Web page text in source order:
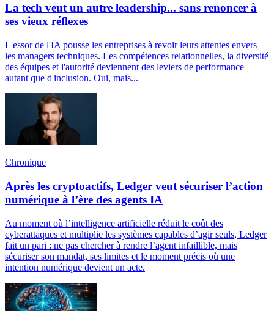
La tech veut un autre leadership... sans renoncer à
ses vieux réflexes
L'essor de l'IA pousse les entreprises à revoir leurs attentes envers
les managers techniques. Les compétences relationnelles, la diversité
des équipes et l'autorité deviennent des leviers de performance
autant que d'inclusion. Oui, mais...
Chronique
Après les cryptoactifs, Ledger veut sécuriser l’action
numérique à l’ère des agents IA
Au moment où l’intelligence artificielle réduit le coût des
cyberattaques et multiplie les systèmes capables d’agir seuls, Ledger
fait un pari : ne pas chercher à rendre l’agent infaillible, mais
sécuriser son mandat, ses limites et le moment précis où une
intention numérique devient un acte.